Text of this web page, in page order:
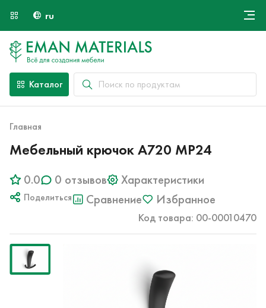
ru
Оплата и доставка
Каталог
Главная
Мебельный крючок A720 MP24
0.0 0 отзывов Характеристики
Поделиться Сравнение Избранное
Код товара: 00-00010470